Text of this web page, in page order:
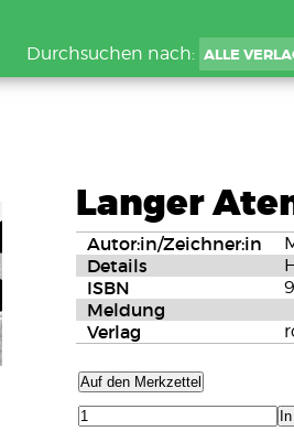
Durchsuchen nach:
Langer
Autor:in/Zeichner:in
Details
ISBN
Meldung
Verlag
Auf den Merkzettel